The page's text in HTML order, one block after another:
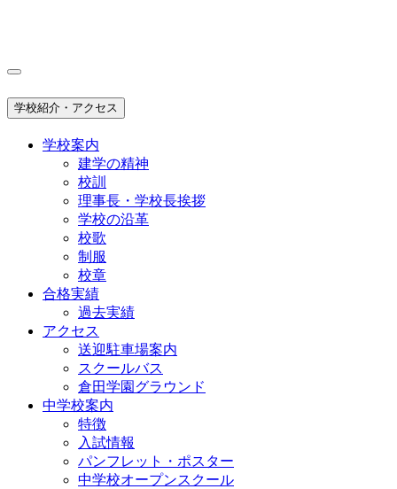
学校紹介・アクセス
学校案内
建学の精神
校訓
理事長・学校長挨拶
学校の沿革
校歌
制服
校章
合格実績
過去実績
アクセス
送迎駐車場案内
スクールバス
倉田学園グラウンド
中学校案内
特徴
入試情報
パンフレット・ポスター
中学校オープンスクール